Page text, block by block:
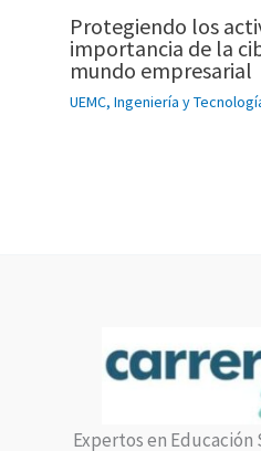
Protegiendo los
importancia de la
mundo empresarial
UEMC, Ingeniería y
Expertos en Educación